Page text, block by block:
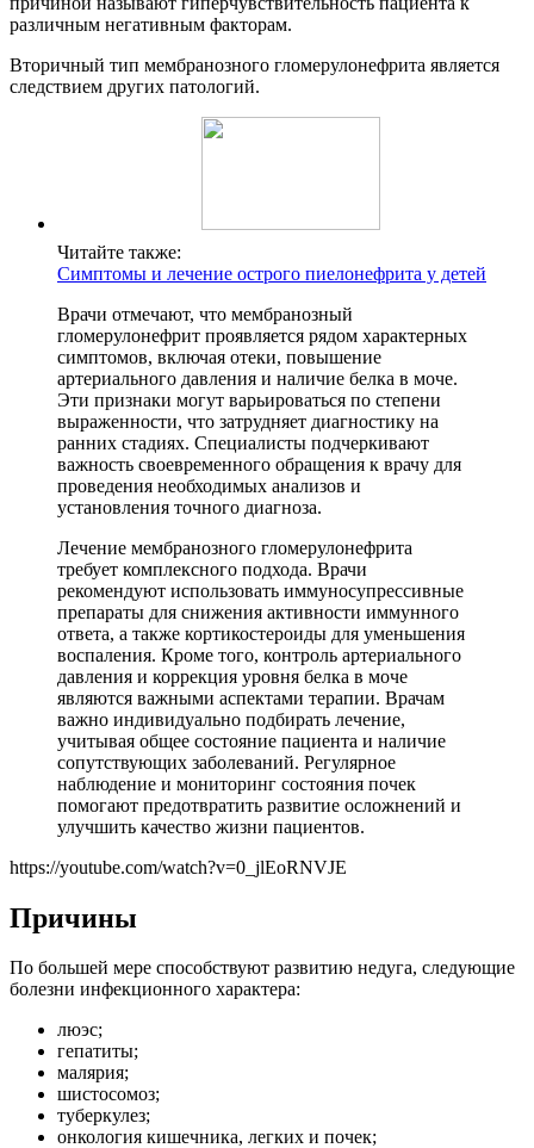
различным негативным факторам.
Вторичный тип мембранозного гломерулонефрита является
следствием других патологий.
Читайте также:
Симптомы и лечение острого пиелонефрита у детей
Врачи отмечают, что мембранозный
гломерулонефрит проявляется рядом характерных
симптомов, включая отеки, повышение
артериального давления и наличие белка в моче.
Эти признаки могут варьироваться по степени
выраженности, что затрудняет диагностику на
ранних стадиях. Специалисты подчеркивают
важность своевременного обращения к врачу для
проведения необходимых анализов и
установления точного диагноза.
Лечение мембранозного гломерулонефрита
требует комплексного подхода. Врачи
рекомендуют использовать иммуносупрессивные
препараты для снижения активности иммунного
ответа, а также кортикостероиды для уменьшения
воспаления. Кроме того, контроль артериального
давления и коррекция уровня белка в моче
являются важными аспектами терапии. Врачам
важно индивидуально подбирать лечение,
учитывая общее состояние пациента и наличие
сопутствующих заболеваний. Регулярное
наблюдение и мониторинг состояния почек
помогают предотвратить развитие осложнений и
улучшить качество жизни пациентов.
https://youtube.com/watch?v=0_jlEoRNVJE
Причины
По большей мере способствуют развитию недуга, следующие
болезни инфекционного характера:
люэс;
гепатиты;
малярия;
шистосомоз;
туберкулез;
онкология кишечника, легких и почек;